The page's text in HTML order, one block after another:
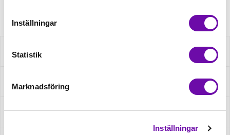
Inställningar
Statistik
Marknadsföring
Inställningar
Beskrivning
Fråga om produkt